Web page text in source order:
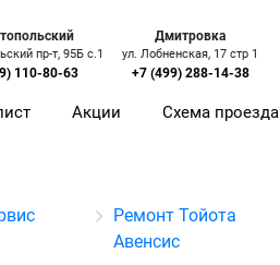
пр-т, 95Б с.1
110-80-63
Дмитровка
ул. Лобненская, 17 стр 1
+7 (499) 288-14-38
Акции Схема проезда
Ремонт Тойота
Авенсис